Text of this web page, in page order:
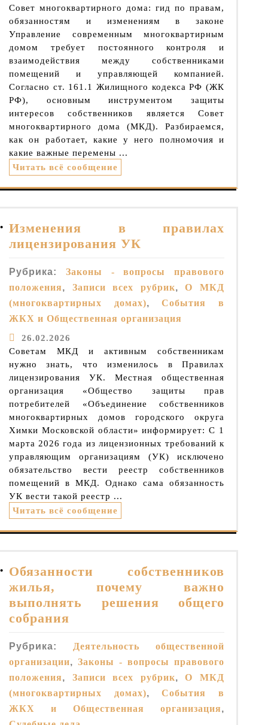
Совет многоквартирного дома: гид по правам,
обязанностям и изменениям в законе
Управление современным многоквартирным
домом требует постоянного контроля и
взаимодействия между собственниками
помещений и управляющей компанией.
Согласно ст. 161.1 Жилищного кодекса РФ (ЖК
РФ), основным инструментом защиты
интересов собственников является Совет
многоквартирного дома (МКД). Разбираемся,
как он работает, какие у него полномочия и
какие важные перемены ...
Читать всё сообщение
•
Изменения в правилах
лицензирования УК
Рубрика: Законы - вопросы правового
положения, Записи всех рубрик,О МКД
(многоквартирных домах),События в
ЖКХ и Общественная организация
26.02.2026
Советам МКД и активным собственникам
нужно знать, что изменилось в Правилах
лицензирования УК. Местная общественная
организация «Общество защиты прав
потребителей «Объединение собственников
многоквартирных домов городского округа
Химки Московской области» информирует: С 1
марта 2026 года из лицензионных требований к
управляющим организациям (УК) исключено
обязательство вести реестр собственников
помещений в МКД. Однако сама обязанность
УК вести такой реестр ...
Читать всё сообщение
•
Обязанности собственников
жилья, почему важно
выполнять решения общего
собрания
Рубрика:
Деятельность общественной
организации, Законы - вопросы правового
положения, Записи всех рубрик,О МКД
(многоквартирных домах),События в
ЖКХ и Общественная организация,